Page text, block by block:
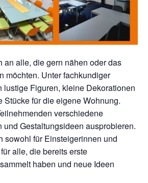
an alle, die gern nähen oder das
möchten. Unter fachkundiger
lustige Figuren, kleine Dekorationen
Stücke für die eigene Wohnung.
verschiedene
und Gestaltungsideen ausprobieren.
sowohl für Einsteigerinnen und
alle, die bereits erste
haben und neue Ideen